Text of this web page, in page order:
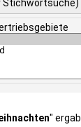
Stichwortsuche)
"